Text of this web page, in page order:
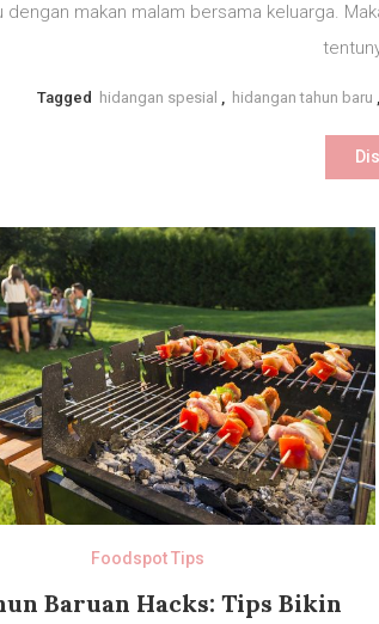
dengan makan malam bersama keluarga.
Tagged hidangan spesial , hidangan tahun baru ,
Foodspot Tips
Baruan Hacks: Tips Bikin